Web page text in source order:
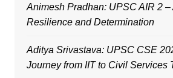
Animesh Pradhan: UPSC AIR 2 –
Resilience and Determination
Aditya Srivastava: UPSC CSE
Journey from IIT to Civil Services